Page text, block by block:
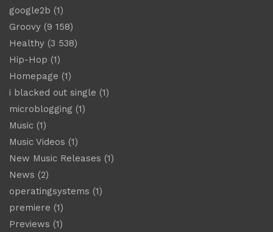
google2b (1)
Groovy (9 158)
Healthy (3 538)
Hip-Hop (1)
Homepage (1)
i blacked out single (1)
microblogging (1)
Music (1)
Music Videos (1)
New Music Releases (1)
News (2)
operatingsystems (1)
premiere (1)
Previews (1)